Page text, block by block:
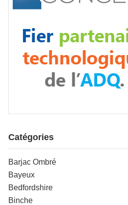
Catégories
Barjac Ombré
Bayeux
Bedfordshire
Binche